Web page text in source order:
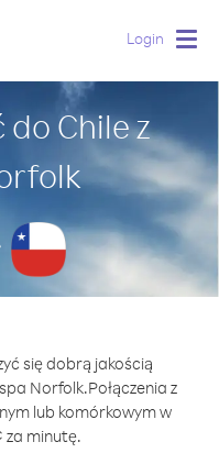
Login
Chile z
się dobrą jakością
Norfolk.Połączenia z
lub komórkowym w
za minutę.